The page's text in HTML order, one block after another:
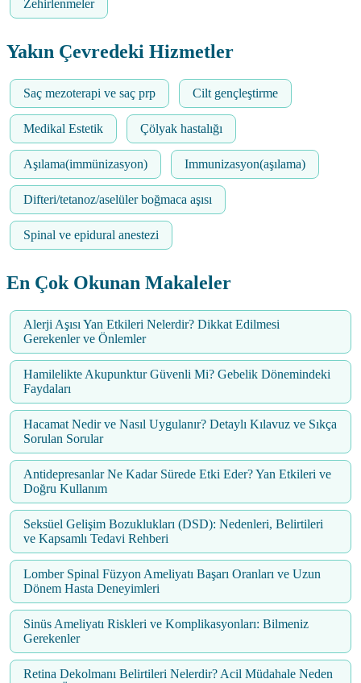
Zehirlenmeler
Yakın Çevredeki Hizmetler
Saç mezoterapi ve saç prp Cilt gençleştirme
Medikal Estetik Çölyak hastalığı
Aşılama(immünizasyon) Immunizasyon(aşılama)
Difteri/tetanoz/aselüler boğmaca aşısı
Spinal ve epidural anestezi
En Çok Okunan Makaleler
Alerji Aşısı Yan Etkileri Nelerdir? Dikkat Edilmesi
Gerekenler ve Önlemler
Hamilelikte Akupunktur Güvenli Mi? Gebelik Dönemindeki
Faydaları
Hacamat Nedir ve Nasıl Uygulanır? Detaylı Kılavuz ve Sıkça
Sorulan Sorular
Antidepresanlar Ne Kadar Sürede Etki Eder? Yan Etkileri ve
Doğru Kullanım
Seksüel Gelişim Bozuklukları (DSD): Nedenleri, Belirtileri
ve Kapsamlı Tedavi Rehberi
Lomber Spinal Füzyon Ameliyatı Başarı Oranları ve Uzun
Dönem Hasta Deneyimleri
Sinüs Ameliyatı Riskleri ve Komplikasyonları: Bilmeniz
Gerekenler
Retina Dekolmanı Belirtileri Nelerdir? Acil Müdahale Neden